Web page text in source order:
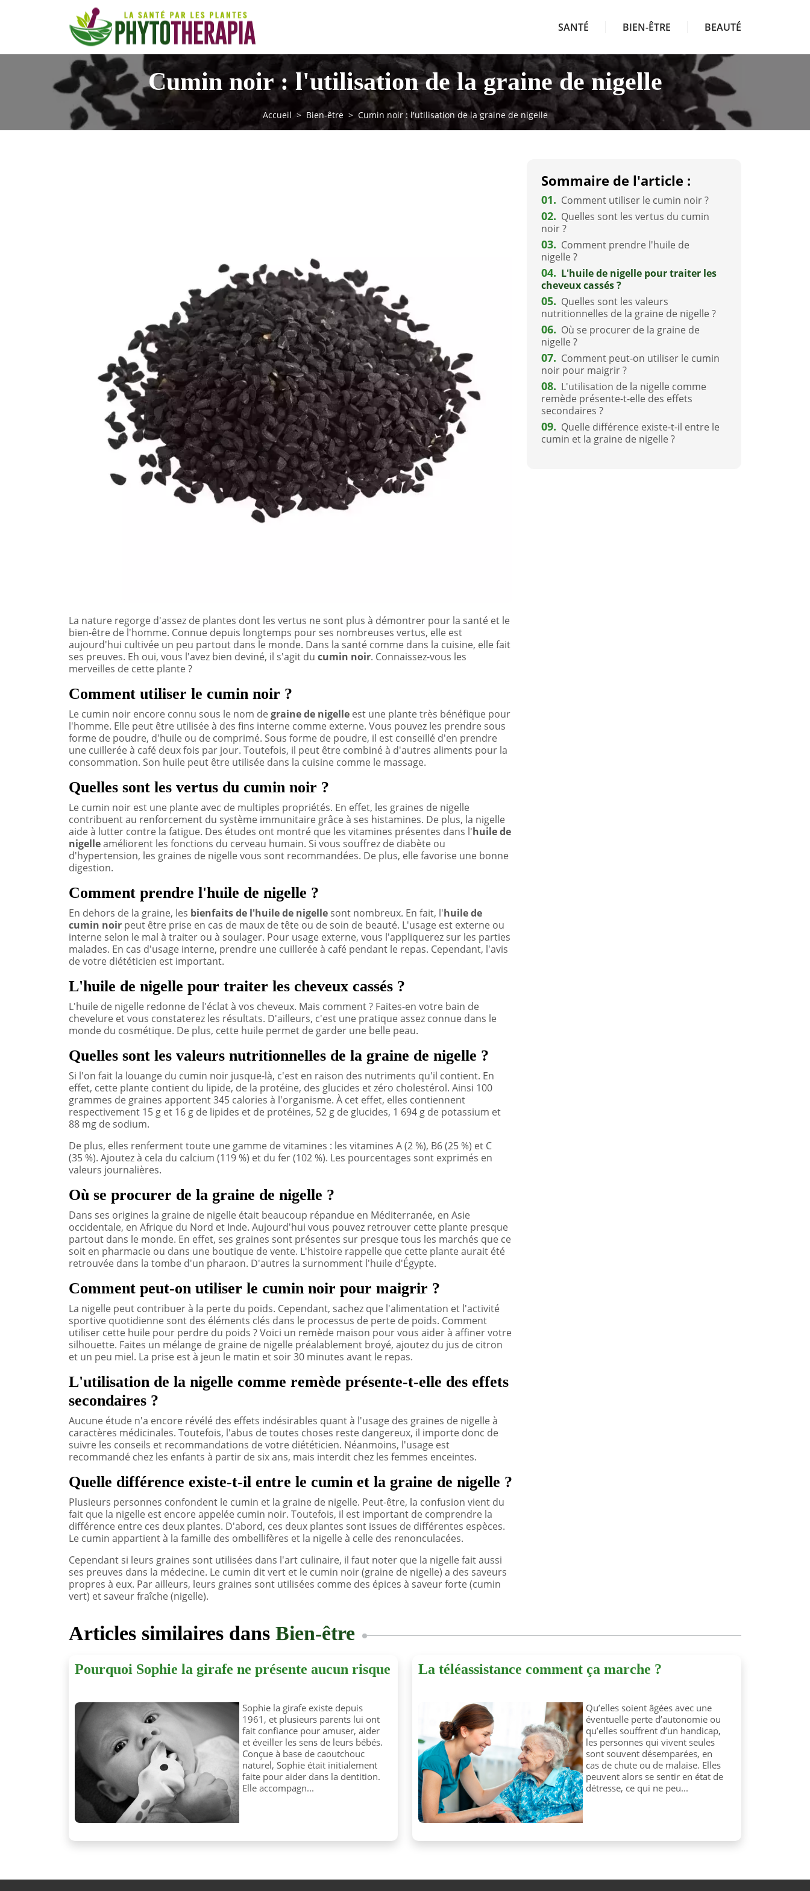
SANTÉ BIEN-ÊTRE BEAUTÉ
Cumin noir : l'utilisation de la graine de nigelle
Accueil Bien-être Cumin noir : l'utilisation de la graine de nigelle
La nature regorge d'assez de plantes dont les vertus ne sont plus à démontrer pour la santé et le
bien-être de l'homme. Connue depuis longtemps pour ses nombreuses vertus, elle est
aujourd'hui cultivée un peu partout dans le monde. Dans la santé comme dans la cuisine, elle fait
ses preuves. Eh oui, vous l'avez bien deviné, il s'agit du cumin noir. Connaissez-vous les
merveilles de cette plante ?
Comment utiliser le cumin noir ?
Le cumin noir encore connu sous le nom degraine de nigelle est une plante très bénéfique pour
l'homme. Elle peut être utilisée à des fins interne comme externe. Vous pouvez les prendre sous
forme de poudre, d'huile ou de comprimé. Sous forme de poudre, il est conseillé d'en prendre
une cuillerée à café deux fois par jour. Toutefois, il peut être combiné à d'autres aliments pour la
consommation. Son huile peut être utilisée dans la cuisine comme le massage.
Quelles sont les vertus du cumin noir ?
Le cumin noir est une plante avec de multiples propriétés. En effet, les graines de nigelle
contribuent au renforcement du système immunitaire grâce à ses histamines. De plus, la nigelle
aide à lutter contre la fatigue. Des études ont montré que les vitamines présentes dans l'huile de
nigelleaméliorent les fonctions du cerveau humain. Si vous souffrez de diabète ou
d'hypertension, les graines de nigelle vous sont recommandées. De plus, elle favorise une bonne
digestion.
Comment prendre l'huile de nigelle ?
En dehors de la graine, les bienfaits de l'huile de nigelle sont nombreux. En fait, l'huile de
cumin noir peut être prise en cas de maux de tête ou de soin de beauté. L'usage est externe ou
interne selon le mal à traiter ou à soulager. Pour usage externe, vous l'appliquerez sur les parties
malades. En cas d'usage interne, prendre une cuillerée à café pendant le repas. Cependant, l'avis
de votre diététicien est important.
L'huile de nigelle pour traiter les cheveux cassés ?
L'huile de nigelle redonne de l'éclat à vos cheveux. Mais comment ? Faites-en votre bain de
chevelure et vous constaterez les résultats. D'ailleurs, c'est une pratique assez connue dans le
monde du cosmétique. De plus, cette huile permet de garder une belle peau.
Quelles sont les valeurs nutritionnelles de la graine de nigelle ?
Si l'on fait la louange du cumin noir jusque-là, c'est en raison des nutriments qu'il contient. En
effet, cette plante contient du lipide, de la protéine, des glucides et zéro cholestérol. Ainsi 100
grammes de graines apportent 345 calories à l'organisme. À cet effet, elles contiennent
respectivement 15 g et 16 g de lipides et de protéines, 52 g de glucides, 1 694 g de potassium et
88 mg de sodium.
De plus, elles renferment toute une gamme de vitamines : les vitamines A (2 %), B6 (25 %) et C
(35 %). Ajoutez à cela du calcium (119 %) et du fer (102 %). Les pourcentages sont exprimés en
valeurs journalières.
Où se procurer de la graine de nigelle ?
Dans ses origines la graine de nigelle était beaucoup répandue en Méditerranée, en Asie
occidentale, en Afrique du Nord et Inde. Aujourd'hui vous pouvez retrouver cette plante presque
partout dans le monde. En effet, ses graines sont présentes sur presque tous les marchés que ce
soit en pharmacie ou dans une boutique de vente. L'histoire rappelle que cette plante aurait été
retrouvée dans la tombe d'un pharaon. D'autres la surnomment l'huile d'Égypte.
Comment peut-on utiliser le cumin noir pour maigrir ?
La nigelle peut contribuer à la perte du poids. Cependant, sachez que l'alimentation et l'activité
sportive quotidienne sont des éléments clés dans le processus de perte de poids. Comment
utiliser cette huile pour perdre du poids ? Voici un remède maison pour vous aider à affiner votre
silhouette. Faites un mélange de graine de nigelle préalablement broyé, ajoutez du jus de citron
et un peu miel. La prise est à jeun le matin et soir 30 minutes avant le repas.
L'utilisation de la nigelle comme remède présente-t-elle des effets
secondaires ?
Aucune étude n'a encore révélé des effets indésirables quant à l'usage des graines de nigelle à
caractères médicinales. Toutefois, l'abus de toutes choses reste dangereux, il importe donc de
suivre les conseils et recommandations de votre diététicien. Néanmoins, l'usage est
recommandé chez les enfants à partir de six ans, mais interdit chez les femmes enceintes.
Quelle différence existe-t-il entre le cumin et la graine de nigelle ?
Plusieurs personnes confondent le cumin et la graine de nigelle. Peut-être, la confusion vient du
fait que la nigelle est encore appelée cumin noir. Toutefois, il est important de comprendre la
différence entre ces deux plantes. D'abord, ces deux plantes sont issues de différentes espèces.
Le cumin appartient à la famille des ombellifères et la nigelle à celle des renonculacées.
Cependant si leurs graines sont utilisées dans l'art culinaire, il faut noter que la nigelle fait aussi
ses preuves dans la médecine. Le cumin dit vert et le cumin noir (graine de nigelle) a des saveurs
propres à eux. Par ailleurs, leurs graines sont utilisées comme des épices à saveur forte (cumin
vert) et saveur fraîche (nigelle).
Sommaire de l'article :
01. Comment utiliser le cumin noir ?
02. Quelles sont les vertus du cumin
noir ?
03. Comment prendre l'huile de
nigelle ?
04. L'huile de nigelle pour traiter les
cheveux cassés ?
05. Quelles sont les valeurs
nutritionnelles de la graine de nigelle ?
06. Où se procurer de la graine de
nigelle ?
07. Comment peut-on utiliser le cumin
noir pour maigrir ?
08. L'utilisation de la nigelle comme
remède présente-t-elle des effets
secondaires ?
09. Quelle différence existe-t-il entre le
cumin et la graine de nigelle ?
Articles similaires dans Bien-être
Pourquoi Sophie la girafe ne présente aucun risque
Sophie la girafe existe depuis
1961, et plusieurs parents lui ont
fait confiance pour amuser, aider
et éveiller les sens de leurs bébés.
Conçue à base de caoutchouc
naturel, Sophie était initialement
faite pour aider dans la dentition.
Elle accompagn...
La téléassistance comment ça marche ?
Qu’elles soient âgées avec une
éventuelle perte d’autonomie ou
qu’elles souffrent d’un handicap,
les personnes qui vivent seules
sont souvent désemparées, en
cas de chute ou de malaise. Elles
peuvent alors se sentir en état de
détresse, ce qui ne peu...